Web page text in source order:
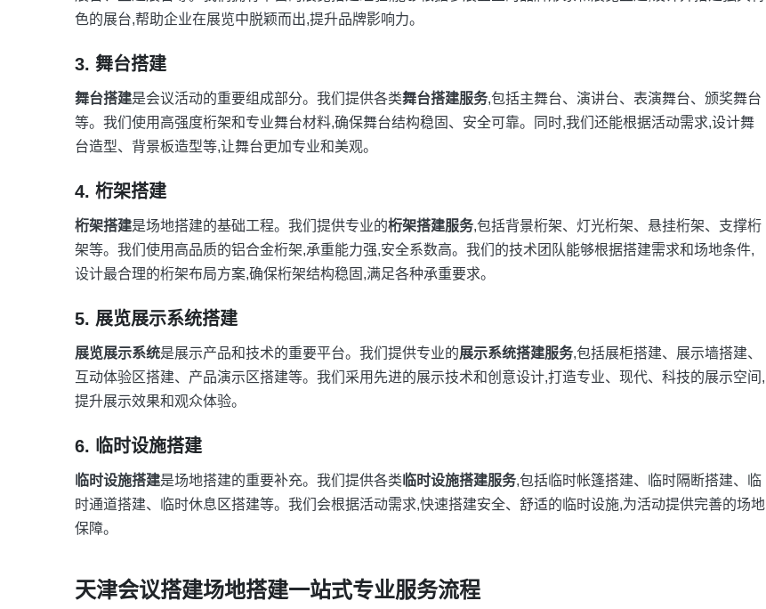
色的展台,帮助企业在展览中脱颖而出,提升品牌影响力。
3. 舞台搭建
舞台搭建是会议活动的重要组成部分。我们提供各类舞台搭建服务,包括主舞台、演讲台、表演舞台、颁奖舞台
等。我们使用高强度桁架和专业舞台材料,确保舞台结构稳固、安全可靠。同时,我们还能根据活动需求,设计舞
台造型、背景板造型等,让舞台更加专业和美观。
4. 桁架搭建
桁架搭建是场地搭建的基础工程。我们提供专业的桁架搭建服务,包括背景桁架、灯光桁架、悬挂桁架、支撑桁
架等。我们使用高品质的铝合金桁架,承重能力强,安全系数高。我们的技术团队能够根据搭建需求和场地条件,
设计最合理的桁架布局方案,确保桁架结构稳固,满足各种承重要求。
5. 展览展示系统搭建
展览展示系统是展示产品和技术的重要平台。我们提供专业的展示系统搭建服务,包括展柜搭建、展示墙搭建、
互动体验区搭建、产品演示区搭建等。我们采用先进的展示技术和创意设计,打造专业、现代、科技的展示空间,
提升展示效果和观众体验。
6. 临时设施搭建
临时设施搭建是场地搭建的重要补充。我们提供各类 临时设施搭建服务,包括临时帐篷搭建、临时隔断搭建、临
时通道搭建、临时休息区搭建等。我们会根据活动需求,快速搭建安全、舒适的临时设施,为活动提供完善的场地
保障。
天津会议搭建场地搭建一站式专业服务流程